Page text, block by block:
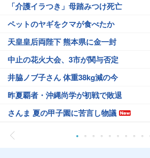
「介護イラつき」母踏みつけ死亡
ペットのヤギをクマが食べたか
天皇皇后両陛下 熊本県に金一封
中止の花火大会、3市が関与否定
井脇ノブ子さん 体重38kg減の今
昨夏覇者・沖縄尚学が初戦で敗退
さんま 夏の甲子園に苦言し物議